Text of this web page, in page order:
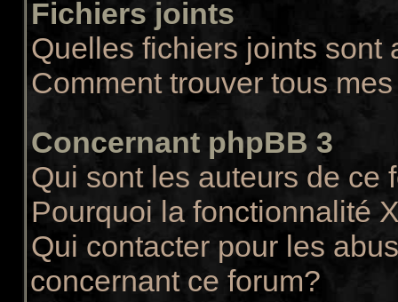
Fichiers joints
Quelles fichiers joints sont
Comment trouver tous
Concernant phpBB 3
Qui sont les auteurs de ce
Pourquoi la fonctionnalité
Qui contacter pour les
concernant ce forum?